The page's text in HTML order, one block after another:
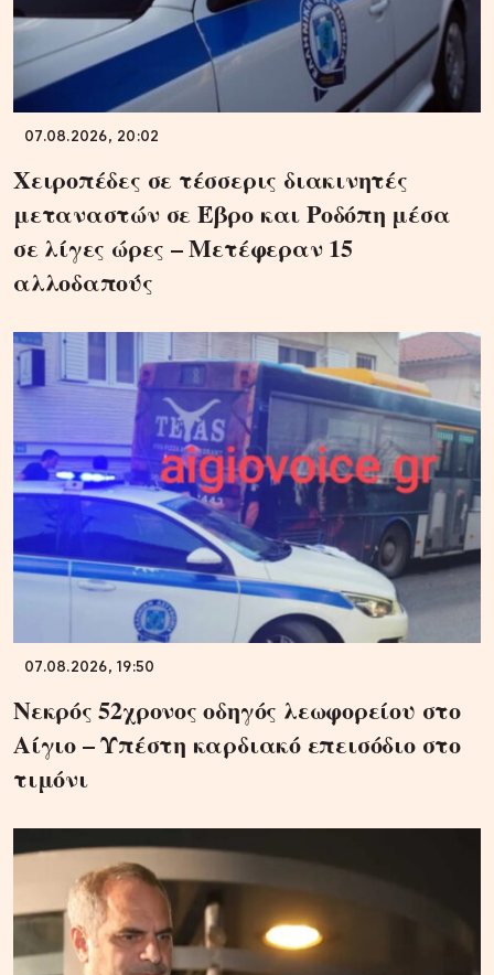
07.08.2026, 20:02
Χειροπέδες σε τέσσερις διακινητές
μεταναστών σε Έβρο και Ροδόπη μέσα
σε λίγες ώρες – Μετέφεραν 15
αλλοδαπούς
07.08.2026, 19:50
Νεκρός 52χρονος οδηγός λεωφορείου στο
Αίγιο – Υπέστη καρδιακό επεισόδιο στο
τιμόνι